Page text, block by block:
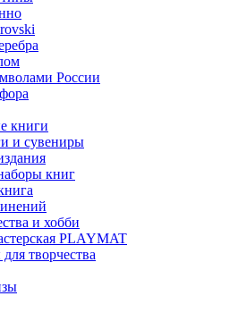
России
книги
и сувениры
книг
и хобби
PLAYMAT
творчества